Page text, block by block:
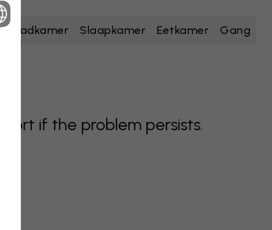
Badkamer Slaapkamer Eetkamer Gang
if the problem persists.